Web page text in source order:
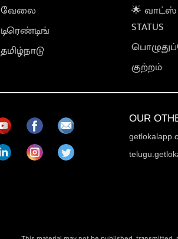
வேலை
டிரெண்டிங்
தமிழ்நாடு
🌟
STATUS
குற்றம்
OUR